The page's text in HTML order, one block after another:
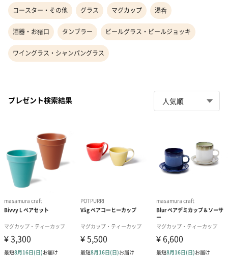
コースター・その他 グラス マグカップ 湯呑
酒器・お猪口 タンブラー ビールグラス・ビールジョッキ
ワイングラス・シャンパングラス
プレゼント検索結果